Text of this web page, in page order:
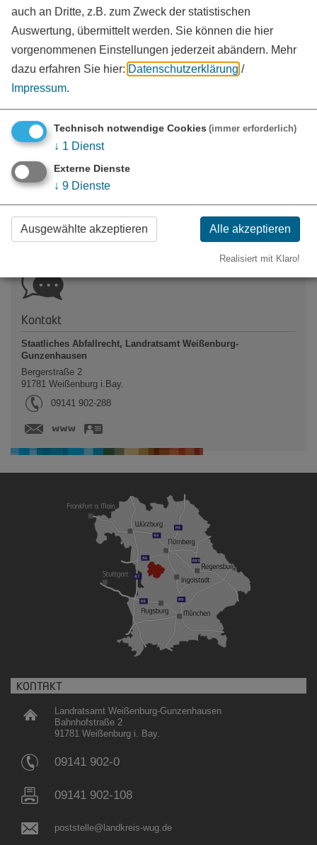
Waldwegebau (245,9 KB)
Merkblatt über die Beseitigung von pflanzlichen Abfällen
außerhalb zugelassener Abfallbeseitigungsanlagen - Stand:
03/2025
Weiterführende Links
Das staatliche Abfallrecht ist der unteren Naturschutzbehörde
Untere Naturschutzbehörde des Landratsamtes
Weißenburg-Gunzenhausen
Mineralische Abfälle (LfU)
Kontakt
Staatliches Abfallrecht, Landratsamt Weißenburg-
Gunzenhausen
Bergerstraße 2
91781 Weißenburg i.Bay.
Tel.:
09141 902-288
www.landkreis-wug.de
KONTAKT
Landratsamt Weißenburg-Gunzenhausen
Bahnhofstraße 2
91781 Weißenburg i. Bay.
09141 902-0
09141 902-108
poststelle@landkreis-wug.de
auch an Dritte, z.B. zum Zweck der statistischen
Auswertung, übermittelt werden. Sie können die hier
vorgenommenen Einstellungen jederzeit abändern. Mehr
dazu erfahren Sie hier: Datenschutzerklärung /
Impressum.
Technisch notwendige Cookies (immer erforderlich)
↓ 1 Dienst
Externe Dienste
↓ 9 Dienste
Ausgewählte akzeptieren Alle akzeptieren
Realisiert mit Klaro!